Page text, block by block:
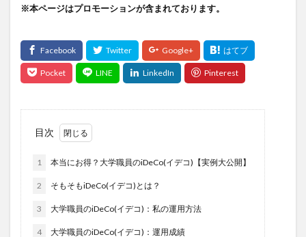
※本ページはプロモーションが含まれております。
目次
1 本当にお得？大学職員のiDeCo(イデコ)【実例大公開】
2 そもそもiDeCo(イデコ)とは？
3 大学職員のiDeCo(イデコ)：私の運用方法
4 大学職員のiDeCo(イデコ)：運用成績